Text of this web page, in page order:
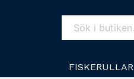
FISKERULLAR